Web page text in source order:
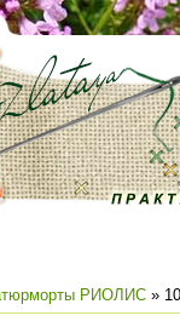
РИОЛИС »